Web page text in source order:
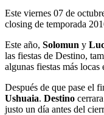
Este viernes 07 de
closing de temporada
Este año, Solomun y
las fiestas de Destino,
algunas fiestas más locas
Después de que pase el
Ushuaia. Destino
justo un día antes del